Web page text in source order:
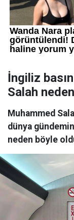
İngiliz
Salah
Muhammed
dünya
neden böyle